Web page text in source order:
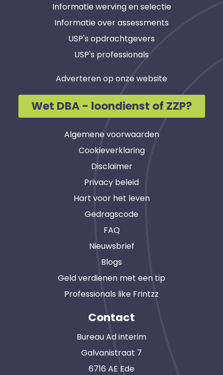
Informatie werving en selectie
Informatie over assessments
USP's opdrachtgevers
USP's professionals
Adverteren op onze website
Wet DBA - loondienst of ZZP?
Algemene voorwaarden
Cookieverklaring
Disclaimer
Privacy beleid
Hart voor het leven
Gedragscode
FAQ
Nieuwsbrief
Blogs
Geld verdienen met een tip
Professionals like Frintzz
Contact
Bureau Ad interim
Galvanistraat 7
6716 AE Ede